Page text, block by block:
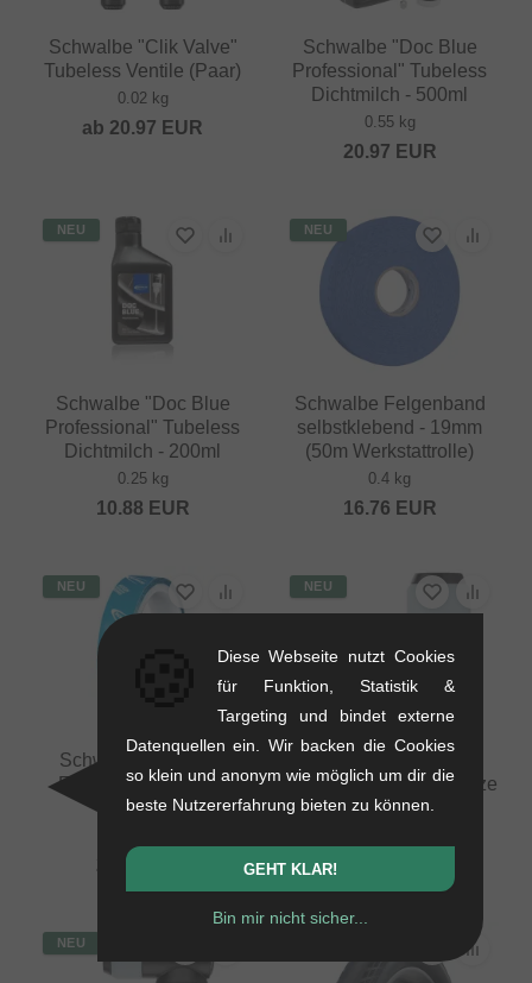
Schwalbe "Clik Valve"
Tubeless Ventile (Paar)
0.02 kg
ab 20.97 EUR
Schwalbe "Doc Blue
Professional" Tubeless
Dichtmilch - 500ml
0.55 kg
20.97 EUR
NEU
Schwalbe "Doc Blue
Professional" Tubeless
Dichtmilch - 200ml
0.25 kg
10.88 EUR
NEU
Schwalbe Felgenband
selbstklebend - 19mm
(50m Werkstattrolle)
0.4 kg
16.76 EUR
NEU
Schwalbe Tubeless
Felgenband - 32mm
(10m)
NEU
Umrüstset (Ventileinsätze
+ Adapter)
NEU
Diese Webseite nutzt Cookies
für Funktion, Statistik &
Targeting und bindet externe
Datenquellen ein. Wir backen die Cookies
so klein und anonym wie möglich um dir die
beste Nutzererfahrung bieten zu können.
GEHT KLAR!
Bin mir nicht sicher...